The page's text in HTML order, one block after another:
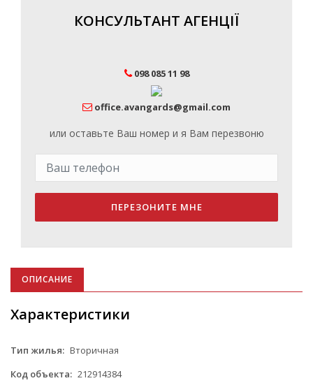
КОНСУЛЬТАНТ АГЕНЦІЇ
098 085 11 98
office.avangards@gmail.com
или оставьте Ваш номер и я Вам перезвоню
ПЕРЕЗОНИТЕ МНЕ
ОПИСАНИЕ
Характеристики
Тип жилья: Вторичная
Код объекта: 212914384